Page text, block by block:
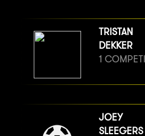
TRISTAN
DEKKER
1
JOEY
SLEEGERS